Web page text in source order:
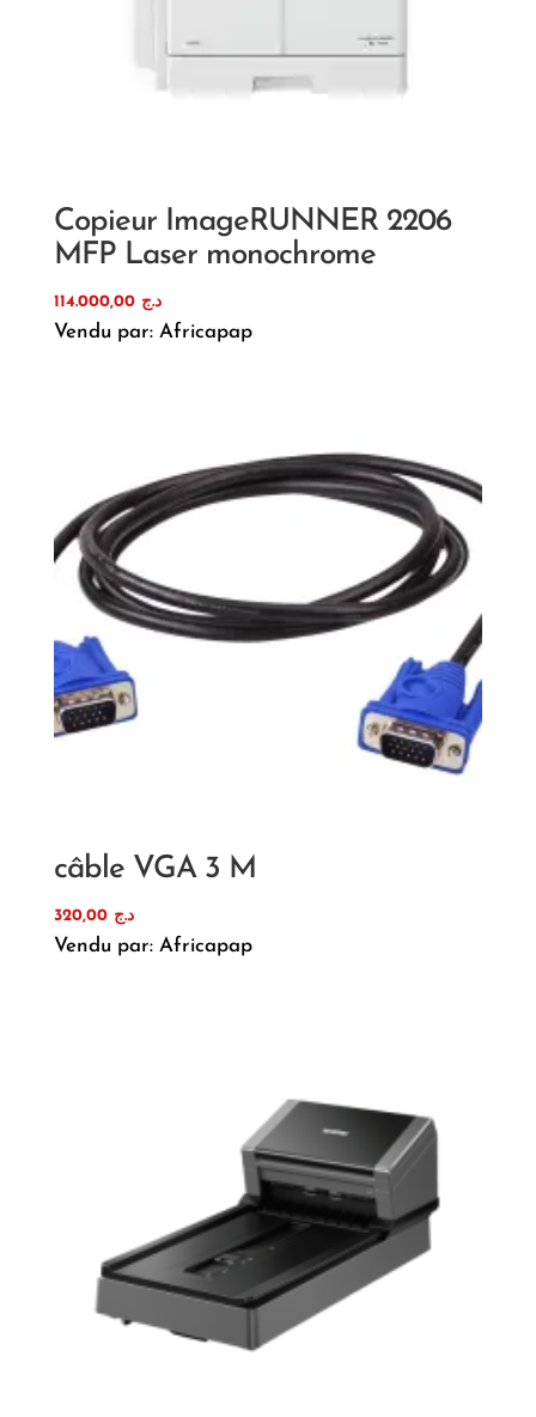
Copieur ImageRUNNER 2206
MFP Laser monochrome
د.ج 114.000,00
Vendu par: Africapap
câble VGA 3 M
د.ج 320,00
Vendu par: Africapap